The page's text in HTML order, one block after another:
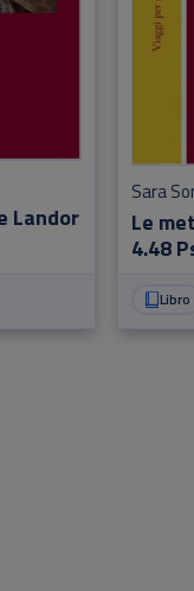
Landor
Le
4.48
Sara
Libro